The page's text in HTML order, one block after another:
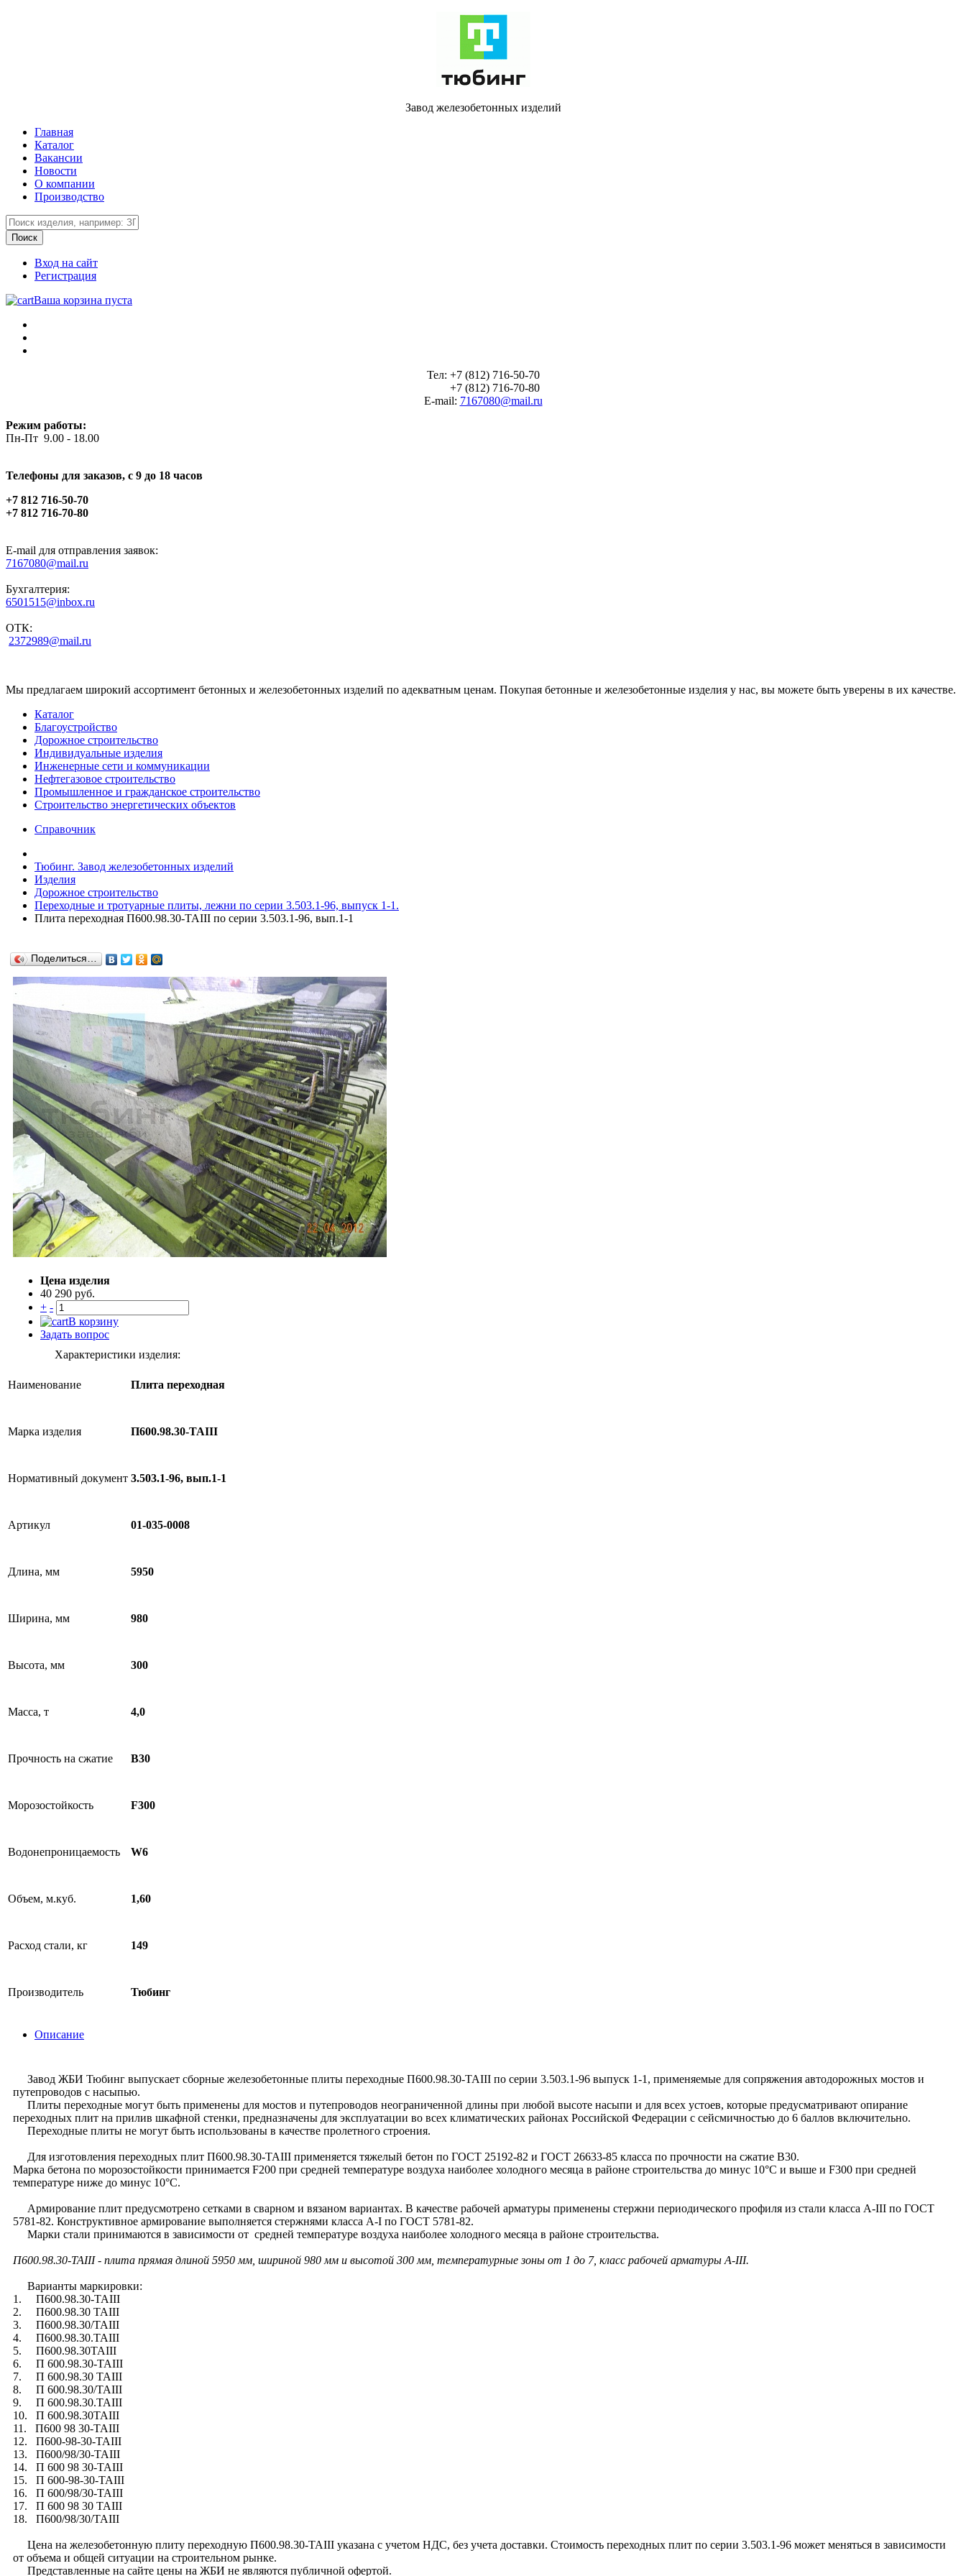
Завод железобетонных изделий
Главная
Каталог
Вакансии
Новости
О компании
Производство
Вход на сайт
Регистрация
Ваша корзина пуста
Тел: +7 (812) 716-50-70
+7 (812) 716-70-80
E-mail: 7167080@mail.ru
Режим работы:
Пн-Пт 9.00 - 18.00
Телефоны для заказов, c 9 до 18 часов
+7 812 716-50-70
+7 812 716-70-80
E-mail для отправления заявок:
7167080@mail.ru
Бухгалтерия:
6501515@inbox.ru
ОТК:
2372989@mail.ru
Мы предлагаем широкий ассортимент бетонных и железобетонных изделий по адекватным ценам. Покупая бетонные и железобетонные изделия у нас, вы можете быть уверены в их качестве.
Каталог
Благоустройство
Дорожное строительство
Индивидуальные изделия
Инженерные сети и коммуникации
Нефтегазовое строительство
Промышленное и гражданское строительство
Строительство энергетических объектов
Справочник
Тюбинг. Завод железобетонных изделий
Изделия
Дорожное строительство
Переходные и тротуарные плиты, лежни по серии 3.503.1-96, выпуск 1-1.
Плита переходная П600.98.30-ТАIII по серии 3.503.1-96, вып.1-1
Поделиться…
Цена изделия
40 290 руб.
+ -
В корзину
Задать вопрос
Характеристики изделия:
Наименование Плита переходная
Марка изделия П600.98.30-ТАIII
Нормативный документ 3.503.1-96, вып.1-1
Артикул 01-035-0008
Длина, мм 5950
Ширина, мм 980
Высота, мм 300
Масса, т 4,0
Прочность на сжатие B30
Морозостойкость F300
Водонепроницаемость W6
Объем, м.куб. 1,60
Расход стали, кг 149
Производитель Тюбинг
Описание
Завод ЖБИ Тюбинг выпускает сборные железобетонные плиты переходные П600.98.30-ТАIII по серии 3.503.1-96 выпуск 1-1, применяемые для сопряжения автодорожных мостов и
путепроводов с насыпью.
Плиты переходные могут быть применены для мостов и путепроводов неограниченной длины при любой высоте насыпи и для всех устоев, которые предусматривают опирание
переходных плит на прилив шкафной стенки, предназначены для эксплуатации во всех климатических районах Российской Федерации с сейсмичностью до 6 баллов включительно.
Переходные плиты не могут быть использованы в качестве пролетного строения.
Для изготовления переходных плит П600.98.30-ТАIII применяется тяжелый бетон по ГОСТ 25192-82 и ГОСТ 26633-85 класса по прочности на сжатие В30.
Марка бетона по морозостойкости принимается F200 при средней температуре воздуха наиболее холодного месяца в районе строительства до минус 10°С и выше и F300 при средней
температуре ниже до минус 10°С.
Армирование плит предусмотрено сетками в сварном и вязаном вариантах. В качестве рабочей арматуры применены стержни периодического профиля из стали класса А-III по ГОСТ
5781-82. Конструктивное армирование выполняется стержнями класса А-I по ГОСТ 5781-82.
Марки стали принимаются в зависимости от средней температуре воздуха наиболее холодного месяца в районе строительства.
П600.98.30-ТАIII - плита прямая длиной 5950 мм, шириной 980 мм и высотой 300 мм, температурные зоны от 1 до 7, класс рабочей арматуры А-III.
Варианты маркировки:
1. П600.98.30-ТАIII
2. П600.98.30 ТАIII
3. П600.98.30/ТАIII
4. П600.98.30.ТАIII
5. П600.98.30ТАIII
6. П 600.98.30-ТАIII
7. П 600.98.30 ТАIII
8. П 600.98.30/ТАIII
9. П 600.98.30.ТАIII
10. П 600.98.30ТАIII
11. П600 98 30-ТАIII
12. П600-98-30-ТАIII
13. П600/98/30-ТАIII
14. П 600 98 30-ТАIII
15. П 600-98-30-ТАIII
16. П 600/98/30-ТАIII
17. П 600 98 30 ТАIII
18. П600/98/30/ТАIII
Цена на железобетонную плиту переходную П600.98.30-ТАIII указана с учетом НДС, без учета доставки. Стоимость переходных плит по серии 3.503.1-96 может меняться в зависимости
от объема и общей ситуации на строительном рынке.
Представленные на сайте цены на ЖБИ не являются публичной офертой.